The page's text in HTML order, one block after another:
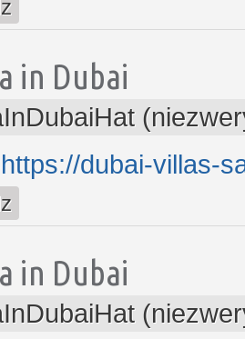
in Dubai
https://dubai-villas-
in Dubai